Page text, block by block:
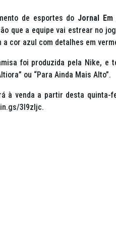
de esportes do Jornal Em
que a equipe vai estrear no
cor azul com detalhes em
foi produzida pela Nike, e
ou “Para Ainda Mais Alto”.
à venda a partir desta quinta-
3l9zljc.